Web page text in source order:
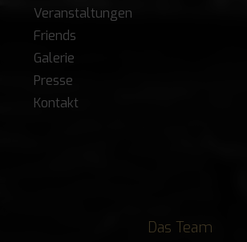
Veranstaltungen
Friends
Galerie
Presse
Kontakt
Das Team